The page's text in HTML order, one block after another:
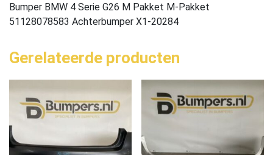
Bumper BMW 4 Serie G26 M Pakket M-Pakket
51128078583 Achterbumper X1-20284
Gerelateerde producten